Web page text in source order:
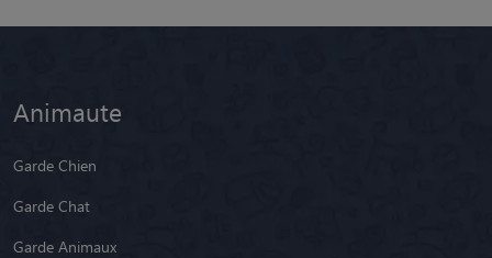
Animaute
Garde Chien
Garde Chat
Garde Animaux